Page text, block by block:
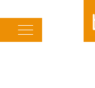
Main
navigation